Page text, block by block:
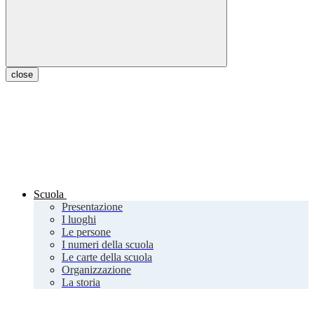
close
Scuola
Presentazione
I luoghi
Le persone
I numeri della scuola
Le carte della scuola
Organizzazione
La storia